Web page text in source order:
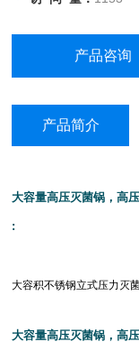
●灭菌终了
●操作简便
产品咨询
产品简介
大容量高压灭菌锅，高
:
大容积不锈钢立式压力灭
大容量高压灭菌锅，高